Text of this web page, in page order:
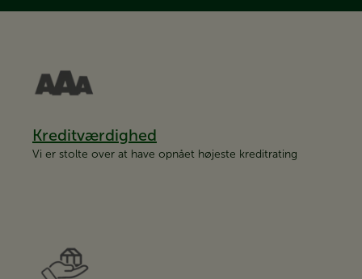
Kreditværdighed
Vi er stolte over at have opnået højeste kreditrating